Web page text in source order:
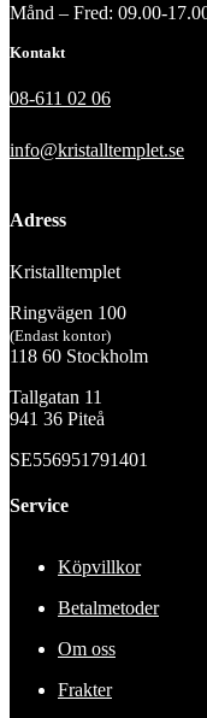
Månd – Fred: 09.00-
Kontakt
08-611 02 06
info@kristalltemplet.se
Adress
Kristalltemplet
Ringvägen 100
(Endast kontor)
118 60 Stockholm
Tallgatan 11
941 36 Piteå
SE556951791401
Service
Köpvillkor
Betalmetoder
Om oss
Frakter